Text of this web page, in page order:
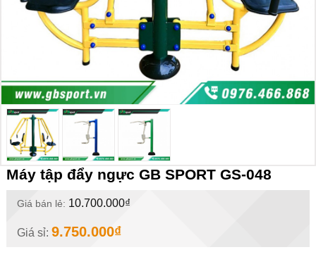
Máy tập đẩy ngực GB SPORT GS-048
Giá bán lẻ: 10.700.000₫
Giá sỉ: 9.750.000₫